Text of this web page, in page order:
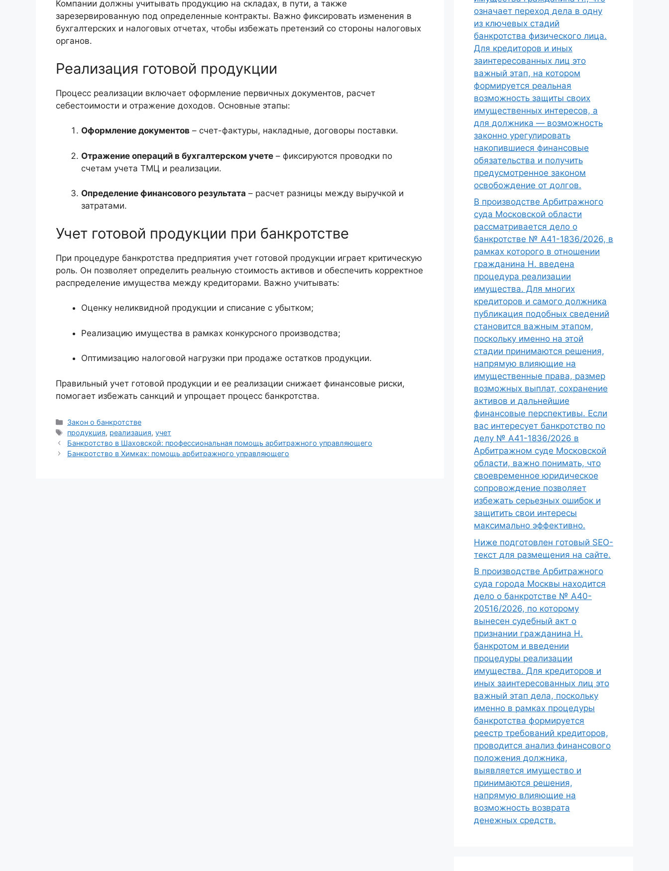
Компании должны учитывать продукцию на складах, в пути, а также
зарезервированную под определенные контракты. Важно фиксировать изменения в
бухгалтерских и налоговых отчетах, чтобы избежать претензий со стороны налоговых
органов.
Реализация готовой продукции
Процесс реализации включает оформление первичных документов, расчет
себестоимости и отражение доходов. Основные этапы:
Оформление документов – счет-фактуры, накладные, договоры поставки.
Отражение операций в бухгалтерском учете – фиксируются проводки по
счетам учета ТМЦ и реализации.
Определение финансового результата – расчет разницы между выручкой и
затратами.
Учет готовой продукции при банкротстве
При процедуре банкротства предприятия учет готовой продукции играет критическую
роль. Он позволяет определить реальную стоимость активов и обеспечить корректное
распределение имущества между кредиторами. Важно учитывать:
Оценку неликвидной продукции и списание с убытком;
Реализацию имущества в рамках конкурсного производства;
Оптимизацию налоговой нагрузки при продаже остатков продукции.
Правильный учет готовой продукции и ее реализации снижает финансовые риски,
помогает избежать санкций и упрощает процесс банкротства.
Рубрики
Закон о банкротстве
Метки
продукция, реализация,учет
Банкротство в Шаховской: профессиональная помощь арбитражного управляющего
Банкротство в Химках: помощь арбитражного управляющего
означает переход дела в одну
из ключевых стадий
банкротства физического лица.
Для кредиторов и иных
заинтересованных лиц это
важный этап, на котором
формируется реальная
возможность защиты своих
имущественных интересов, а
для должника — возможность
законно урегулировать
накопившиеся финансовые
обязательства и получить
предусмотренное законом
освобождение от долгов.
В производстве Арбитражного
суда Московской области
рассматривается дело о
банкротстве № А41-1836/2026, в
рамках которого в отношении
гражданина Н. введена
процедура реализации
имущества. Для многих
кредиторов и самого должника
публикация подобных сведений
становится важным этапом,
поскольку именно на этой
стадии принимаются решения,
напрямую влияющие на
имущественные права, размер
возможных выплат, сохранение
активов и дальнейшие
финансовые перспективы. Если
вас интересует банкротство по
делу № А41-1836/2026 в
Арбитражном суде Московской
области, важно понимать, что
своевременное юридическое
сопровождение позволяет
избежать серьезных ошибок и
защитить свои интересы
максимально эффективно.
Ниже подготовлен готовый SEO-
текст для размещения на сайте.
В производстве Арбитражного
суда города Москвы находится
дело о банкротстве № А40-
20516/2026, по которому
вынесен судебный акт о
признании гражданина Н.
банкротом и введении
процедуры реализации
имущества. Для кредиторов и
иных заинтересованных лиц это
важный этап дела, поскольку
именно в рамках процедуры
банкротства формируется
реестр требований кредиторов,
проводится анализ финансового
положения должника,
выявляется имущество и
принимаются решения,
напрямую влияющие на
возможность возврата
денежных средств.